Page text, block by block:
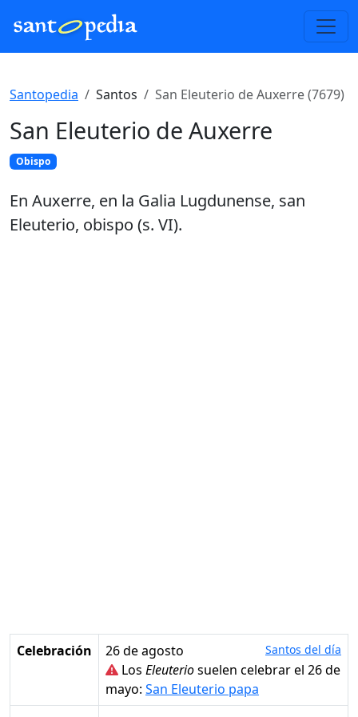
Santopedia Santos San Eleuterio de Auxerre (7679)
San Eleuterio de Auxerre
Obispo
En Auxerre, en la Galia Lugdunense, san
Eleuterio, obispo (s. VI).
Celebración 26 de agosto Santos del día
Los Eleuteriosuelen celebrar el 26 de
mayo: San Eleuterio papa